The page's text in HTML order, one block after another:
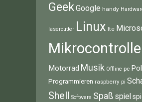
GeekGoogle handy
lasercutter Linux lte
Motorrad Musik Offline pc
Programmieren raspberry pi
Shell Software Spaß spiel